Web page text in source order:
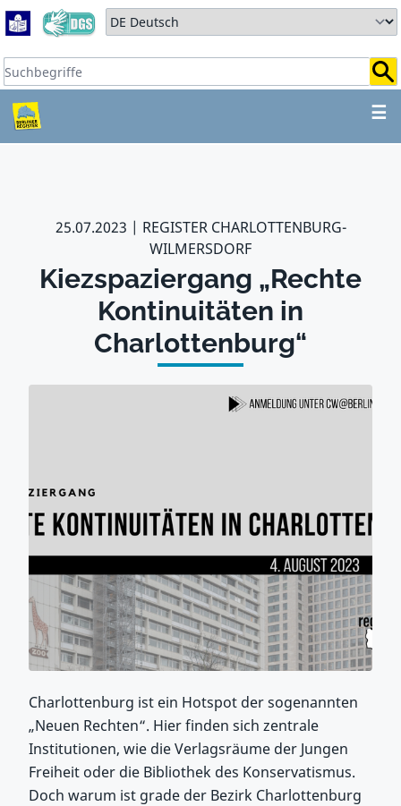
Zum Hauptbereich springen
Zum Hauptmenü springen
Sprache auswählen:
Suchbegriffe:
☰
ZUM HAUPTBEREICH
25.07.2023
REGISTER CHARLOTTENBURG-
WILMERSDORF
Kiezspaziergang „Rechte
Kontinuitäten in
Charlottenburg“
Charlottenburg ist ein Hotspot der sogenannten
„Neuen Rechten“. Hier finden sich zentrale
Institutionen, wie die Verlagsräume der Jungen
Freiheit oder die Bibliothek des Konservatismus.
Doch warum ist grade der Bezirk Charlottenburg